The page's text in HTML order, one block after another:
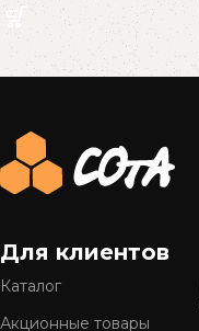
Read More
Для клиентов
Каталог
Акционные товары